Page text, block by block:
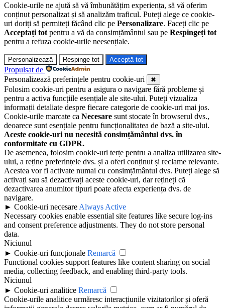
Cookie-urile ne ajută să vă îmbunătățim experiența, să vă oferim
conținut personalizat și să analizăm traficul. Puteți alege ce cookie-
uri doriți să permiteți făcând clic pe Personalizare. Faceți clic pe
Acceptați tot pentru a vă da consimțământul sau pe Respingeți tot
pentru a refuza cookie-urile neesențiale.
Personalizează Respinge tot Acceptă tot
Propulsat de
Personalizează preferințele pentru cookie-uri
✖
Folosim cookie-uri pentru a asigura o navigare fără probleme și
pentru a activa funcțiile esențiale ale site-ului. Puteți vizualiza
informații detaliate despre fiecare categorie de cookie-uri mai jos.
Cookie-urile marcate ca Necesare sunt stocate în browserul dvs.,
deoarece sunt esențiale pentru funcționalitatea de bază a site-ului.
Aceste cookie-uri nu necesită consimțământul dvs. în
conformitate cu GDPR.
De asemenea, folosim cookie-uri terțe pentru a analiza utilizarea site-
ului, a reține preferințele dvs. și a oferi conținut și reclame relevante.
Acestea vor fi activate numai cu consimțământul dvs. Puteți alege să
activați sau să dezactivați aceste cookie-uri, dar rețineți că
dezactivarea anumitor tipuri poate afecta experiența dvs. de
navigare.
► Cookie-uri necesare Always Active
Necessary cookies enable essential site features like secure log-ins
and consent preference adjustments. They do not store personal
data.
Niciunul
► Cookie-uri funcționale Remarcă
Functional cookies support features like content sharing on social
media, collecting feedback, and enabling third-party tools.
Niciunul
► Cookie-uri analitice Remarcă
Cookie-urile analitice urmăresc interacțiunile vizitatorilor și oferă